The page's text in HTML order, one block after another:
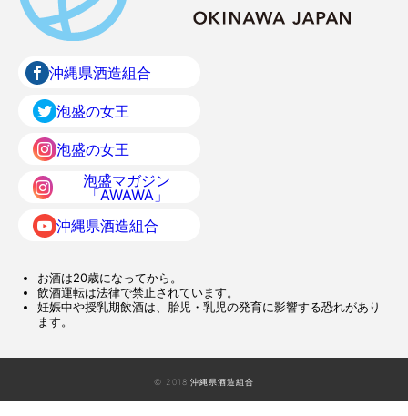
沖縄県酒造組合
泡盛の女王
泡盛の女王
泡盛マガジン
「AWAWA」
沖縄県酒造組合
お酒は20歳になってから。
飲酒運転は法律で禁止されています。
妊娠中や授乳期飲酒は、胎児・乳児の発育に影響する恐れがあり
ます。
© 2018 沖縄県酒造組合